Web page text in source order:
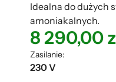
Idealna do dużych
amoniakalnych.
8 290,00
Zasilanie:
230 V